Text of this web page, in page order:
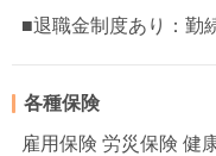
■退職金制度あり：勤
各種保険
雇用保険 労災保険 健